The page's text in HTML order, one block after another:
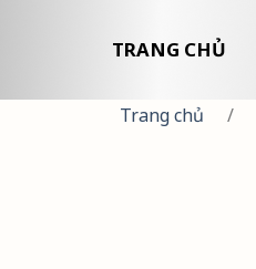
TRANG CHỦ
Trang chủ /